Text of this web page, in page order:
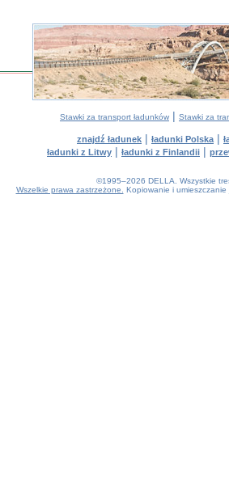
Stawki za transport ładunków | Stawki za
znajdź ładunek | ładunki Polska |
ładunki z Litwy | ładunki z Finlandii |
©1995–2026 DELLA. Wszystkie
Wszelkie prawa zastrzeżone.
Kopiowanie i